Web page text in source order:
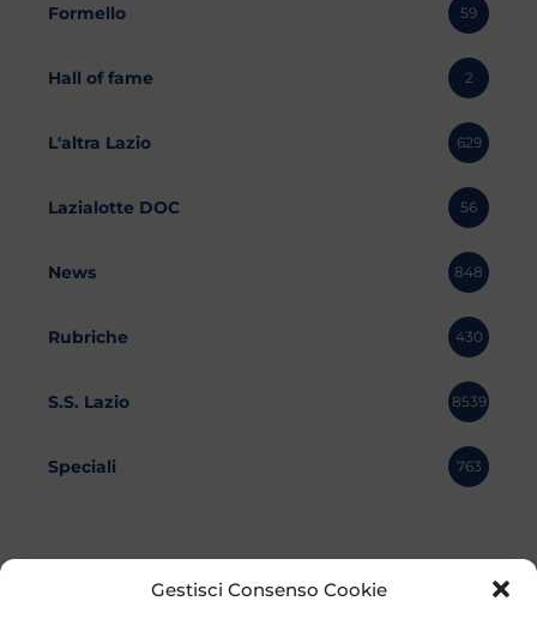
Gestisci Consenso Cookie
Formello 59
Hall of fame 2
L'altra Lazio 629
Lazialotte DOC 56
News 848
Rubriche 430
S.S. Lazio 8539
Speciali 763